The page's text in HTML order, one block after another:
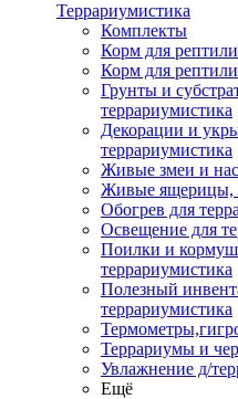
Террариумистика
Комплекты
Корм для
Корм для
Грунты и
террариумистика
Декорации и
террариумистика
Живые змеи и
Живые ящерицы,
Обогрев для
Освещение для
Поилки и
террариумистика
Полезный
террариумистика
Террариумы и
Увлажнение д/
Ещё